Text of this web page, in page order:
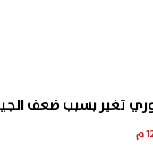
تغير بسبب ضعف